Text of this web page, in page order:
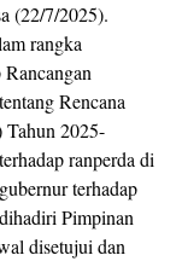
(22/7/2025).
rangka
Rencana
Tahun 2025-
ranperda di
terhadap
Pimpinan
disetujui dan